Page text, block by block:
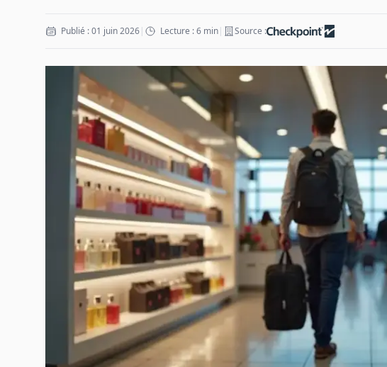
Publié : 01 juin 2026| Lecture : 6 min| Source :